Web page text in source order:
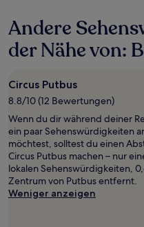
24 Stunden
für
einen
1 Übernachtung
von
gefunden
wurde.
Preise
und
Verfügbarkeiten
können
sich
Andere
der Nähe von:
Circus Putbus
8.8/10 (12 Bewertungen)
Wenn du dir während deiner
ein paar Sehenswürdigkeiten
möchtest, solltest du einen
Circus Putbus machen – nur
lokalen Sehenswürdigkeiten,
Zentrum von Putbus entfernt.
Weniger anzeigen